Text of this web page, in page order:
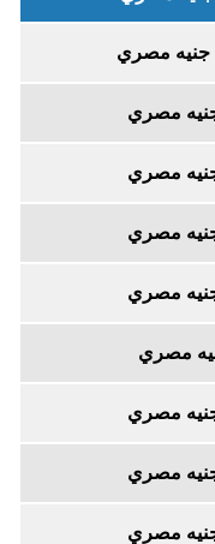
جنيه مصري
مصري
مصري
مصري
مصري
مصري
مصري
مصري
مصري